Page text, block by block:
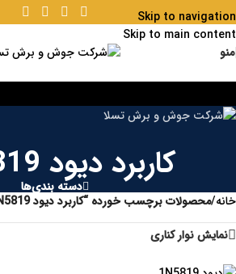
Skip to navigation
Skip to main content
منو
کاربرد دیود 1N5819
دسته بندی‌ها
خانه/محصولات برچسب خورده “کاربرد دیود 1N5819”
نمایش نوار کناری